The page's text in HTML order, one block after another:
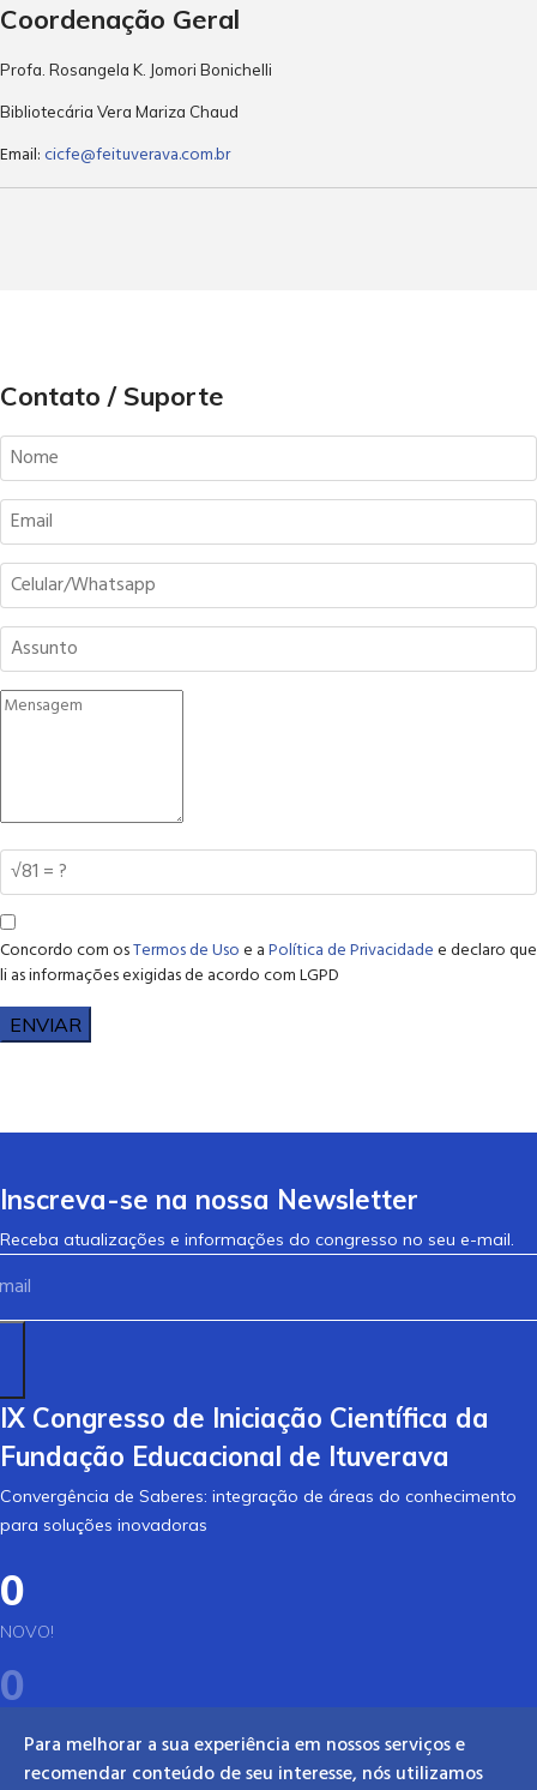
Coordenação Geral
Profa. Rosangela K. Jomori Bonichelli
Bibliotecária Vera Mariza Chaud
Email:cicfe@feituverava.com.br
Contato / Suporte
Concordo com osTermos de Usoe aPolítica de Privacidadee declaro que
li as informações exigidas de acordo com LGPD
ENVIAR
Inscreva-se na nossa Newsletter
Receba atualizações e informações do congresso no seu e-mail.
IX Congresso de Iniciação Científica da
Fundação Educacional de Ituverava
Convergência de Saberes: integração de áreas do conhecimento
para soluções inovadoras
0
NOVO!
0
Para melhorar a sua experiência em nossos serviços e
recomendar conteúdo de seu interesse, nós utilizamos